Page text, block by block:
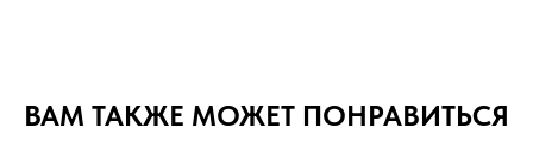
ВАМ ТАКЖЕ МОЖЕТ ПОНРАВИТЬСЯ